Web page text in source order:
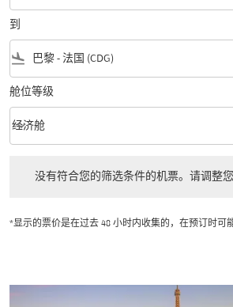
到
flight_land
舱位等级
舱位等级 option 经济舱 Selected
经济舱
keyboard_arrow_down
没有符合您的筛选条件的机票。请调整您
*显示的票价是在过去 48 小时内收集的，在预订时可